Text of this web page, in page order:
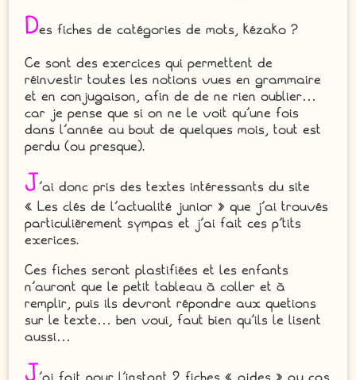
Des fiches de catégories de mots, kézako ?
Ce sont des exercices qui permettent de
réinvestir toutes les notions vues en grammaire
et en conjugaison, afin de de ne rien oublier…
car je pense que si on ne le voit qu’une fois
dans l’année au bout de quelques mois, tout est
perdu (ou presque).
J‘ai donc pris des textes intéressants du site
« Les clés de l’actualité junior » que j’ai trouvés
particulièrement sympas et j’ai fait ces p’tits
exerices.
Ces fiches seront plastifiées et les enfants
n’auront que le petit tableau à coller et à
remplir, puis ils devront répondre aux quetions
sur le texte… ben voui, faut bien qu’ils le lisent
aussi…